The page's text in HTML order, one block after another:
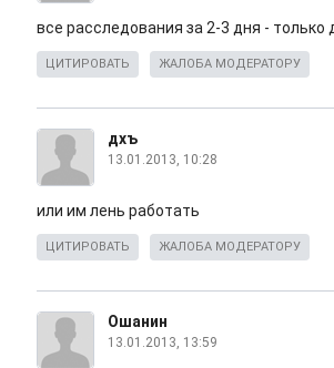
все расследования за 2-3 дня - только
ЦИТИРОВАТЬ ЖАЛОБА МОДЕРАТОРУ
дхъ
13.01.2013, 10:28
или им лень работать
ЦИТИРОВАТЬ ЖАЛОБА МОДЕРАТОРУ
Ошанин
13.01.2013, 13:59